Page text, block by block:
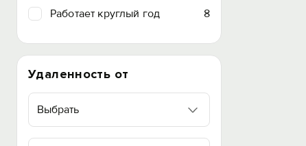
Работает круглый год
8
Удаленность от
Выбрать